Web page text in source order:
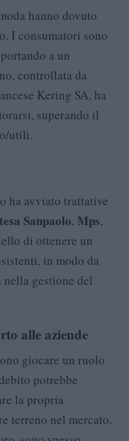
hanno dovuto
I consumatori sono
a un
controllata da
Kering SA, ha
superando il
utili.
ha avviato trattative
Sanpaolo, Mps,
di ottenere un
in modo da
gestione del
alle aziende
giocare un ruolo
potrebbe
la propria
terreno nel mercato.